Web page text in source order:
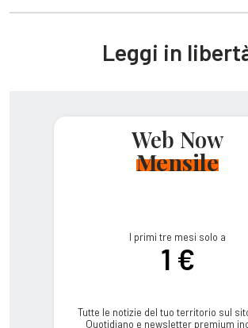
Leggi in
Web Now
Mensile
I primi tre mesi solo a
1 €
Tutte le notizie del tuo territorio sul
Quotidiano e newsletter premium